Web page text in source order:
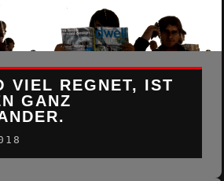
VIEL REGNET, IST
GANZ